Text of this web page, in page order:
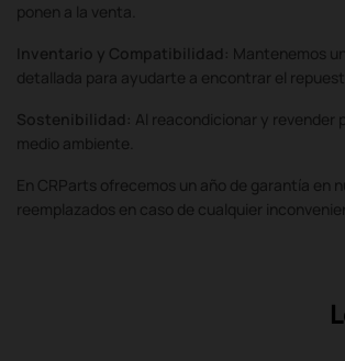
ponen a la venta.
Inventario y Compatibilidad: Mantenemos
detallada para ayudarte a encontrar el
Sostenibilidad: Al reacondicionar y revender
medio ambiente.
En CRParts ofrecemos un año de garantía
reemplazados en caso de cualquier